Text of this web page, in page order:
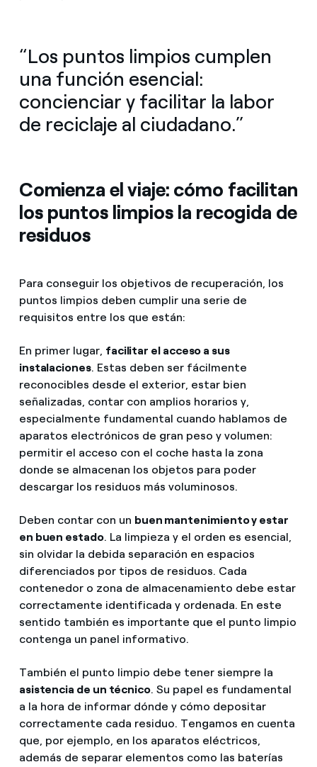
“Los puntos limpios cumplen
una función esencial:
concienciar y facilitar la labor
de reciclaje al ciudadano.”
Comienza el viaje: cómo facilitan
los puntos limpios la recogida de
residuos
Para conseguir los objetivos de recuperación, los
puntos limpios deben cumplir una serie de
requisitos entre los que están:
En primer lugar, facilitar el acceso a sus
instalaciones. Estas deben ser fácilmente
reconocibles desde el exterior, estar bien
señalizadas, contar con amplios horarios y,
especialmente fundamental cuando hablamos de
aparatos electrónicos de gran peso y volumen:
permitir el acceso con el coche hasta la zona
donde se almacenan los objetos para poder
descargar los residuos más voluminosos.
Deben contar con un buen mantenimiento y estar
en buen estado. La limpieza y el orden es esencial,
sin olvidar la debida separación en espacios
diferenciados por tipos de residuos. Cada
contenedor o zona de almacenamiento debe estar
correctamente identificada y ordenada. En este
sentido también es importante que el punto limpio
contenga un panel informativo.
También el punto limpio debe tener siempre la
asistencia de un técnico. Su papel es fundamental
a la hora de informar dónde y cómo depositar
correctamente cada residuo. Tengamos en cuenta
que, por ejemplo, en los aparatos eléctricos,
además de separar elementos como las baterías